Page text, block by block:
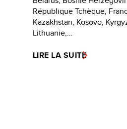
République Tchèque,
Kazakhstan, Kosovo,
Lithuanie,…
LIRE LA SUITE